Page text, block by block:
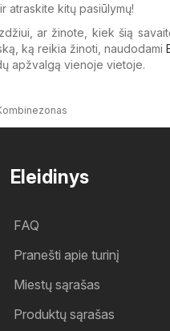
atraskite kitų pasiūlymų!
ar žinote, kiek šią
ką reikia žinoti, naudodami
apžvalgą vienoje vietoje.
Eleidinys
FAQ
Pranešti apie turinį
Miestų sąrašas
Produktų sąrašas